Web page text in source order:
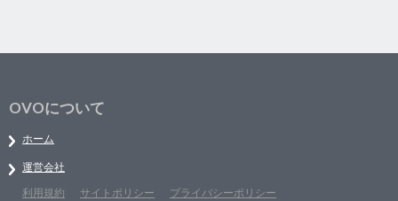
OVOについて
ホーム
運営会社
利用規約
サイトポリシー プライバシーポリシー